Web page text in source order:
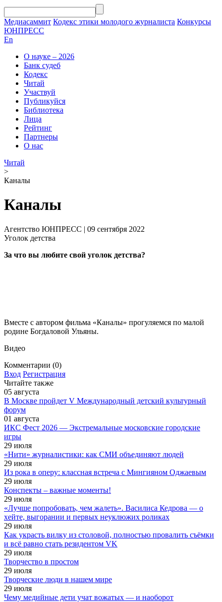
Медиасаммит Кодекс этики молодого журналиста Конкурсы
ЮНПРЕСС
En
О науке – 2026
Банк судеб
Кодекс
Читай
Участвуй
Публикуйся
Библиотека
Лица
Рейтинг
Партнеры
О нас
Читай
>
Каналы
Каналы
Агентство ЮНПРЕСС | 09 сентября 2022
Уголок детства
За что вы любите свой уголок детства?
Вместе с автором фильма «Каналы» прогуляемся по малой
родине Богдаловой Ульяны.
Видео
Комментарии (0)
Вход Регистрация
Читайте также
05 августа
В Москве пройдет V Международный детский культурный
форум
01 августа
ИКС Фест 2026 — Экстремальные московские городские
игры
29 июля
«Нити» журналистики: как СМИ объединяют людей
29 июля
Из рока в оперу: классная встреча с Мингияном Оджаевым
29 июля
Конспекты – важные моменты!
29 июля
«Лучше попробовать, чем жалеть». Василиса Кедрова — о
хейте, выгорании и первых неуклюжих роликах
29 июля
Как украсть вилку из столовой, полностью провалить съёмки
и всё равно стать резидентом VK
29 июля
Творчество в простом
29 июля
Творческие люди в нашем мире
29 июля
Чему медийные дети учат вожатых — и наоборот